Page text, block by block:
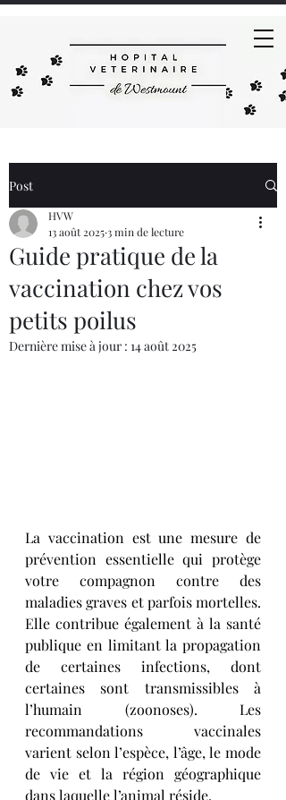
Post
Guide pratique de la
vaccination chez vos
petits poilus
HVW
13 août 20253 min de lecture
Dernière mise à jour : 14 août 2025
La vaccination est une mesure de
prévention essentielle qui protège
votre compagnon contre des
maladies graves et parfois mortelles.
Elle contribue également à la santé
publique en limitant la propagation
de certaines infections, dont
certaines sont transmissibles à
l’humain (zoonoses). Les
recommandations vaccinales
varient selon l’espèce, l’âge, le mode
de vie et la région géographique
dans laquelle l’animal réside.